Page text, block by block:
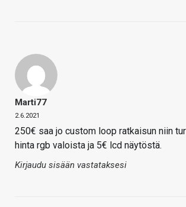
Marti77
2.6.2021
250€ saa jo custom loop ratkaisun niin
hinta rgb valoista ja 5€ lcd näytöstä.
Kirjaudu sisään vastataksesi